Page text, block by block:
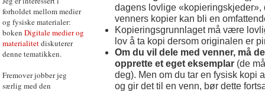
forholdet mellom medier
og fysiske materialer:
boken Digitale medier og
materialitetdiskuterer
denne tematikken.
Fremover jobber jeg
særlig med den
dagens lovlige «kopieringskjeder»,
venners kopier kan bli en
Kopieringsgrunnlaget må være
lov å ta kopi dersom originalen er
Om du vil dele med venner, må
opprette et eget eksemplar (de
deg). Men om du tar en fysisk kopi
og gir det til en venn, bør dette